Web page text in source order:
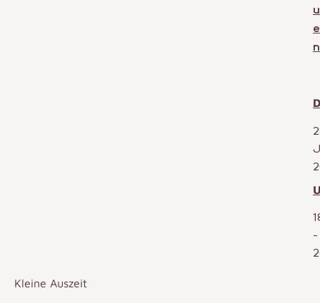
u
e
n
-
Kleine Auszeit